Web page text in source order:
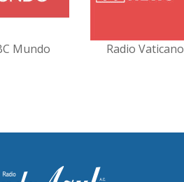
Mundo Radio Vaticano